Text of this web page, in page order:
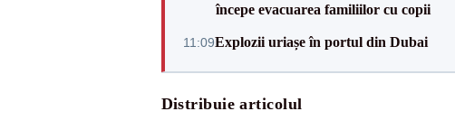
începe evacuarea familiilor cu copii
11:09Explozii uriașe în portul din Dubai
Distribuie articolul